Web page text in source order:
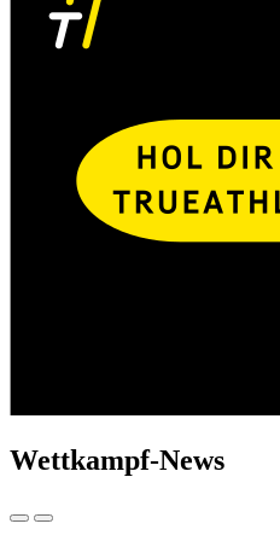
Wettkampf-News